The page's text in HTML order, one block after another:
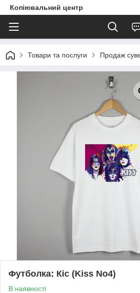
Копіювальний центр
Товари та послуги Продаж
Футболка: Кіс (Kiss No4)
В наявності